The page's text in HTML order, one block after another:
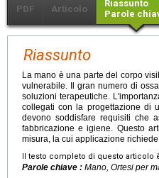
PDF Articolo
Riassunto
Parole
Riassunto
La mano è una parte del corpo
vulnerabile. Il gran numero di
soluzioni terapeutiche.
collegati con la progettazione di
devono soddisfare requisiti che
fabbricazione e igiene. Questo
misura, la cui applicazione
Il testo completo di questo articolo
Parole chiave : Mano, Ortesi per